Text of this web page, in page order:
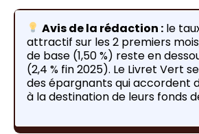
Avis de la rédaction : le
attractif sur les 2 premiers
de base (1,50 %) reste en
(2,4 % fin 2025). Le Livret Vert
des épargnants qui accordent
à la destination de leurs fonds